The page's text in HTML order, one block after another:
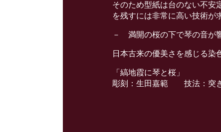
そのため型紙は台のない不安
を残すには非常に高い技術が
－ 満開の桜の下で琴の音
日本古来の優美さを感じる染
「縞地霞に琴と桜」
彫刻：生田嘉範 技法：突